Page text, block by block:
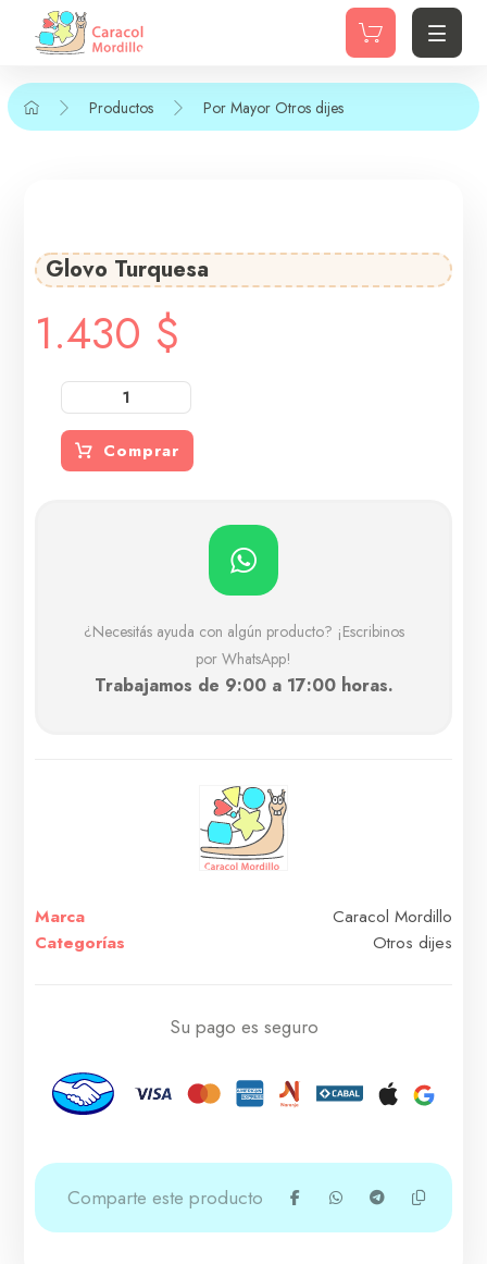
Productos Por Mayor Otros dijes
Glovo Turquesa
1.430 $
Comprar
¿Necesitás ayuda con algún producto? ¡Escribinos
por WhatsApp!
Trabajamos de 9:00 a 17:00 horas.
Marca
Caracol Mordillo
Categorías
Otros dijes
Su pago es seguro